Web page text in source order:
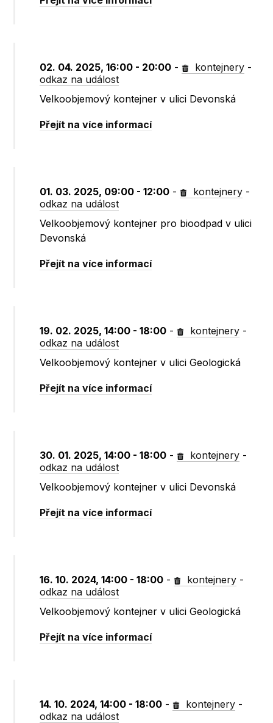
02. 04. 2025, 16:00 - 20:00 - kontejnery -
odkaz na událost
Velkoobjemový kontejner v ulici Devonská
Přejít na více informací
01. 03. 2025, 09:00 - 12:00 - kontejnery -
odkaz na událost
Velkoobjemový kontejner pro bioodpad v ulici
Devonská
Přejít na více informací
19. 02. 2025, 14:00 - 18:00 - kontejnery -
odkaz na událost
Velkoobjemový kontejner v ulici Geologická
Přejít na více informací
30. 01. 2025, 14:00 - 18:00 - kontejnery -
odkaz na událost
Velkoobjemový kontejner v ulici Devonská
Přejít na více informací
16. 10. 2024, 14:00 - 18:00 - kontejnery -
odkaz na událost
Velkoobjemový kontejner v ulici Geologická
Přejít na více informací
14. 10. 2024, 14:00 - 18:00 - kontejnery -
odkaz na událost